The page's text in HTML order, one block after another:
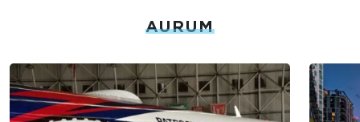
AURUM